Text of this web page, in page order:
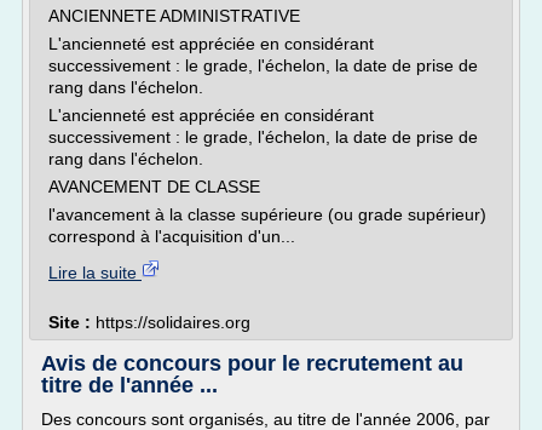
ANCIENNETE ADMINISTRATIVE
L'ancienneté est appréciée en considérant
successivement : le grade, l'échelon, la date de prise de
rang dans l'échelon.
L'ancienneté est appréciée en considérant
successivement : le grade, l'échelon, la date de prise de
rang dans l'échelon.
AVANCEMENT DE CLASSE
l'avancement à la classe supérieure (ou grade supérieur)
correspond à l'acquisition d'un...
Lire la suite
Site : https://solidaires.org
Avis de concours pour le recrutement au
titre de l'année ...
Des concours sont organisés, au titre de l'année 2006, par